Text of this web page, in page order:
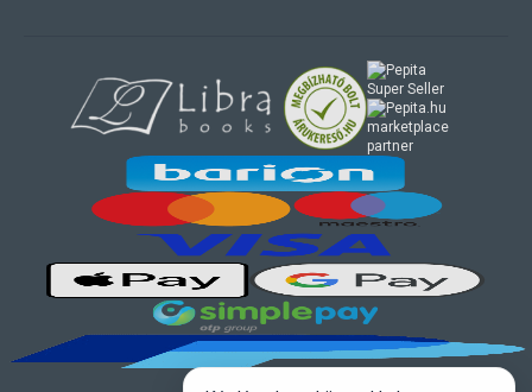
marketplace
partner